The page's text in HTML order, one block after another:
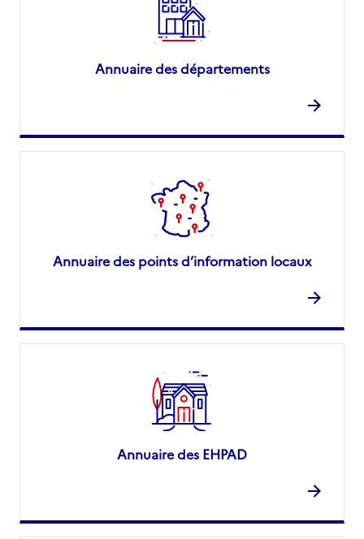
Annuaire des départements
Annuaire des points d’information locaux
Annuaire des EHPAD